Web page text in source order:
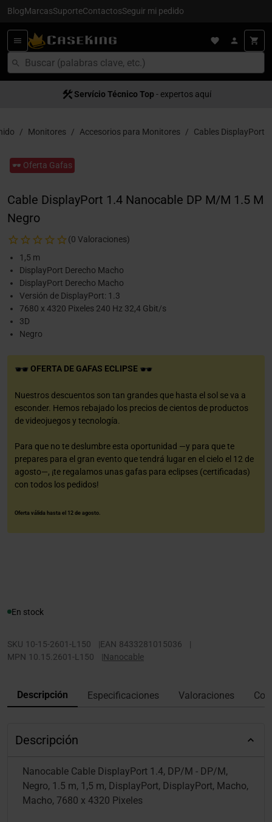
BlogMarcasSuporteContactosSeguir mi pedido
Servício Técnico Top - expertos aquí
Monitores Accesorios para Monitores Cables DisplayPort
🕶️ Oferta Gafas
Cable DisplayPort 1.4 Nanocable DP M/M 1.5 M
Negro
(0 Valoraciones)
1,5 m
DisplayPort Derecho Macho
DisplayPort Derecho Macho
Versión de DisplayPort: 1.3
7680 x 4320 Pixeles 240 Hz 32,4 Gbit/s
3D
Negro
OFERTA DE GAFAS ECLIPSE
Nuestros descuentos son tan grandes que hasta el sol se va a
esconder. Hemos rebajado los precios de cientos de productos
de videojuegos y tecnología.
Para que no te deslumbre esta oportunidad —y para que te
prepares para el gran evento que tendrá lugar en el cielo el 12 de
agosto—, ¡te regalamos unas gafas para eclipses (certificadas)
con todos los pedidos!
Oferta válida hasta el 12 de agosto.
En stock
SKU 10-15-2601-L150 |EAN 8433281015036
|
MPN 10.15.2601-L150 |Nanocable
Descripción Especificaciones Valoraciones
Descripción
Nanocable Cable DisplayPort 1.4, DP/M - DP/M,
Negro, 1.5 m, 1,5 m, DisplayPort, DisplayPort, Macho,
Macho, 7680 x 4320 Pixeles